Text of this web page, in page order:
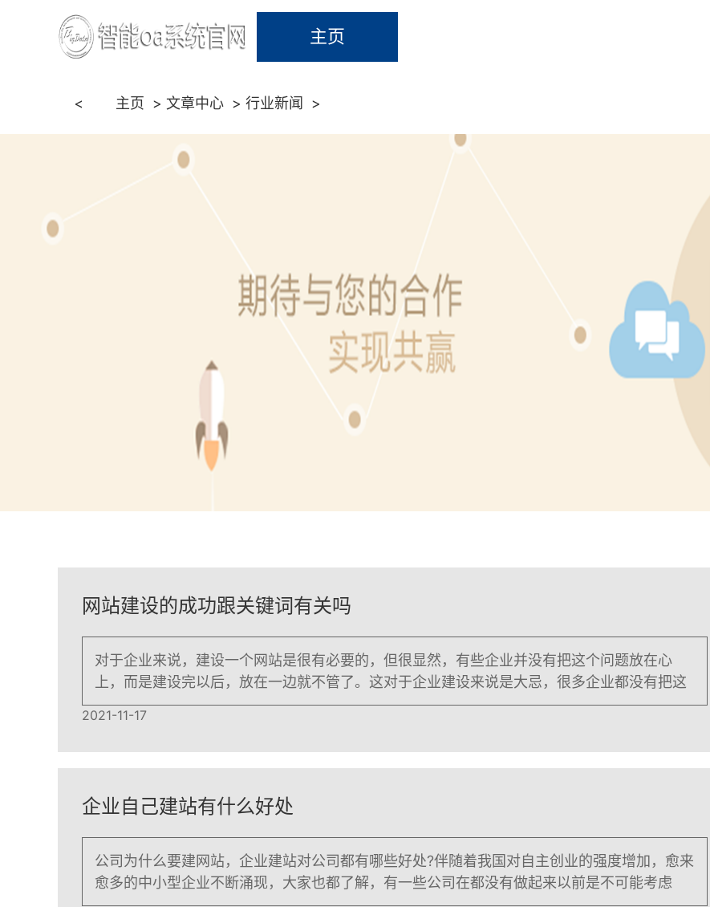
主页
< 主页 > 文章中心 > 行业新闻 >
网站建设的成功跟关键词有关吗
对于企业来说，建设一个网站是很有必要的，但很显然，有些企业并没有把这个问题放在心
上，而是建设完以后，放在一边就不管了。这对于企业建设来说是大忌，很多企业都没有把这
2021-11-17
企业自己建站有什么好处
公司为什么要建网站，企业建站对公司都有哪些好处?伴随着我国对自主创业的强度增加，愈来
愈多的中小型企业不断涌现，大家也都了解，有一些公司在都没有做起来以前是不可能考虑